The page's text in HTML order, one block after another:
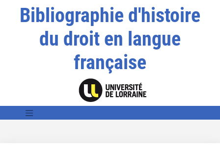
Bibliographie d'histoire
du droit en langue
française